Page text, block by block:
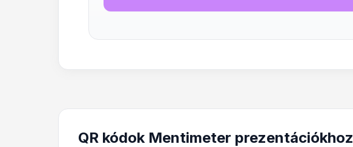
QR kódok Mentimeter prezentációkhoz